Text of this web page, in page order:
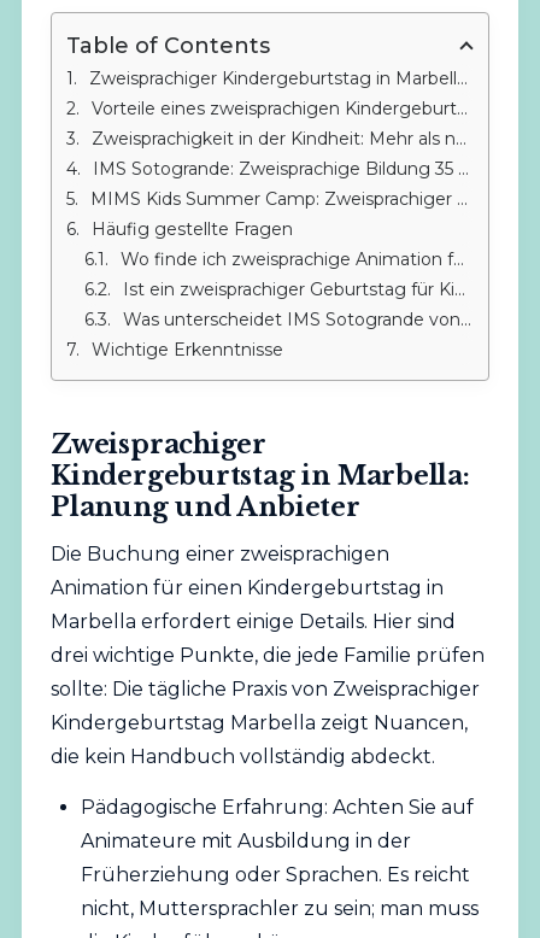
Table of Contents
Zweisprachiger Kindergeburtstag in Marbella: Planung und Anbieter
Vorteile eines zweisprachigen Kindergeburtstags in Marbella
Zweisprachigkeit in der Kindheit: Mehr als nur ein zweisprachiger Kindergeburtstag
IMS Sotogrande: Zweisprachige Bildung 35 Minuten von Marbella entfernt
MIMS Kids Summer Camp: Zweisprachiger Sommer in Sotogrande
Häufig gestellte Fragen
Wo finde ich zweisprachige Animation für Kindergeburtstage in Marbella?
Ist ein zweisprachiger Geburtstag für Kinder geeignet, die kaum sprechen?
Was unterscheidet IMS Sotogrande von anderen zweisprachigen Schulen in der Nähe von Marbella?
Wichtige Erkenntnisse
Zweisprachiger
Kindergeburtstag in Marbella:
Planung und Anbieter
Die Buchung einer zweisprachigen
Animation für einen Kindergeburtstag in
Marbella erfordert einige Details. Hier sind
drei wichtige Punkte, die jede Familie prüfen
sollte: Die tägliche Praxis von Zweisprachiger
Kindergeburtstag Marbella zeigt Nuancen,
die kein Handbuch vollständig abdeckt.
Pädagogische Erfahrung: Achten Sie auf
Animateure mit Ausbildung in der
Früherziehung oder Sprachen. Es reicht
nicht, Muttersprachler zu sein; man muss